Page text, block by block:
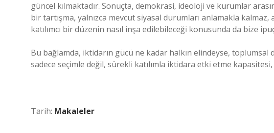
güncel kılmaktadır. Sonuçta, demokrasi, ideoloji ve kurumlar
bir tartışma, yalnızca mevcut siyasal durumları anlamakla kalmaz,
katılımcı bir düzenin nasıl inşa edilebileceği konusunda da bize
Bu bağlamda, iktidarın gücü ne kadar halkın elindeyse,
sadece seçimle değil, sürekli katılımla iktidara etki etme
Tarih: Makaleler